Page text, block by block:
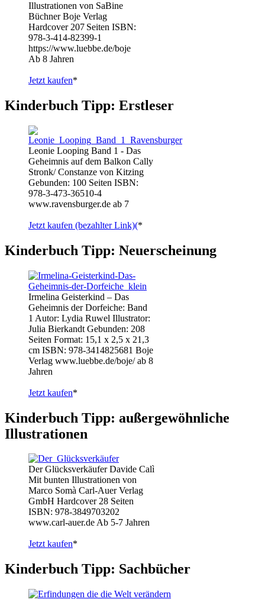
Illustrationen von SaBine
Büchner Boje Verlag
Hardcover 207 Seiten ISBN:
978-3-414-82399-1
https://www.luebbe.de/boje
Ab 8 Jahren
Jetzt kaufen*
Kinderbuch Tipp: Erstleser
Leonie Looping Band 1 - Das
Geheimnis auf dem Balkon Cally
Stronk/ Constanze von Kitzing
Gebunden: 100 Seiten ISBN:
978-3-473-36510-4
www.ravensburger.de ab 7
Jetzt kaufen (bezahlter Link)(*
Kinderbuch Tipp: Neuerscheinung
Irmelina Geisterkind – Das
Geheimnis der Dorfeiche: Band
1 Autor: Lydia Ruwel Illustrator:
Julia Bierkandt Gebunden: 208
Seiten Format: 15,1 x 2,5 x 21,3
cm ISBN: 978-3414825681 Boje
Verlag www.luebbe.de/boje/ ab 8
Jahren
Jetzt kaufen*
Kinderbuch Tipp: außergewöhnliche
Illustrationen
Der Glücksverkäufer Davide Calì
Mit bunten Illustrationen von
Marco Somà Carl-Auer Verlag
GmbH Hardcover 28 Seiten
ISBN: 978-3849703202
www.carl-auer.de Ab 5-7 Jahren
Jetzt kaufen*
Kinderbuch Tipp: Sachbücher